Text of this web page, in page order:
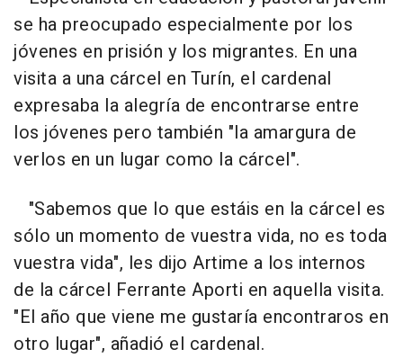
se ha preocupado especialmente por los
jóvenes en prisión y los migrantes. En una
visita a una cárcel en Turín, el cardenal
expresaba la alegría de encontrarse entre
los jóvenes pero también "la amargura de
verlos en un lugar como la cárcel".
"Sabemos que lo que estáis en la cárcel es
sólo un momento de vuestra vida, no es toda
vuestra vida", les dijo Artime a los internos
de la cárcel Ferrante Aporti en aquella visita.
"El año que viene me gustaría encontraros en
otro lugar", añadió el cardenal.